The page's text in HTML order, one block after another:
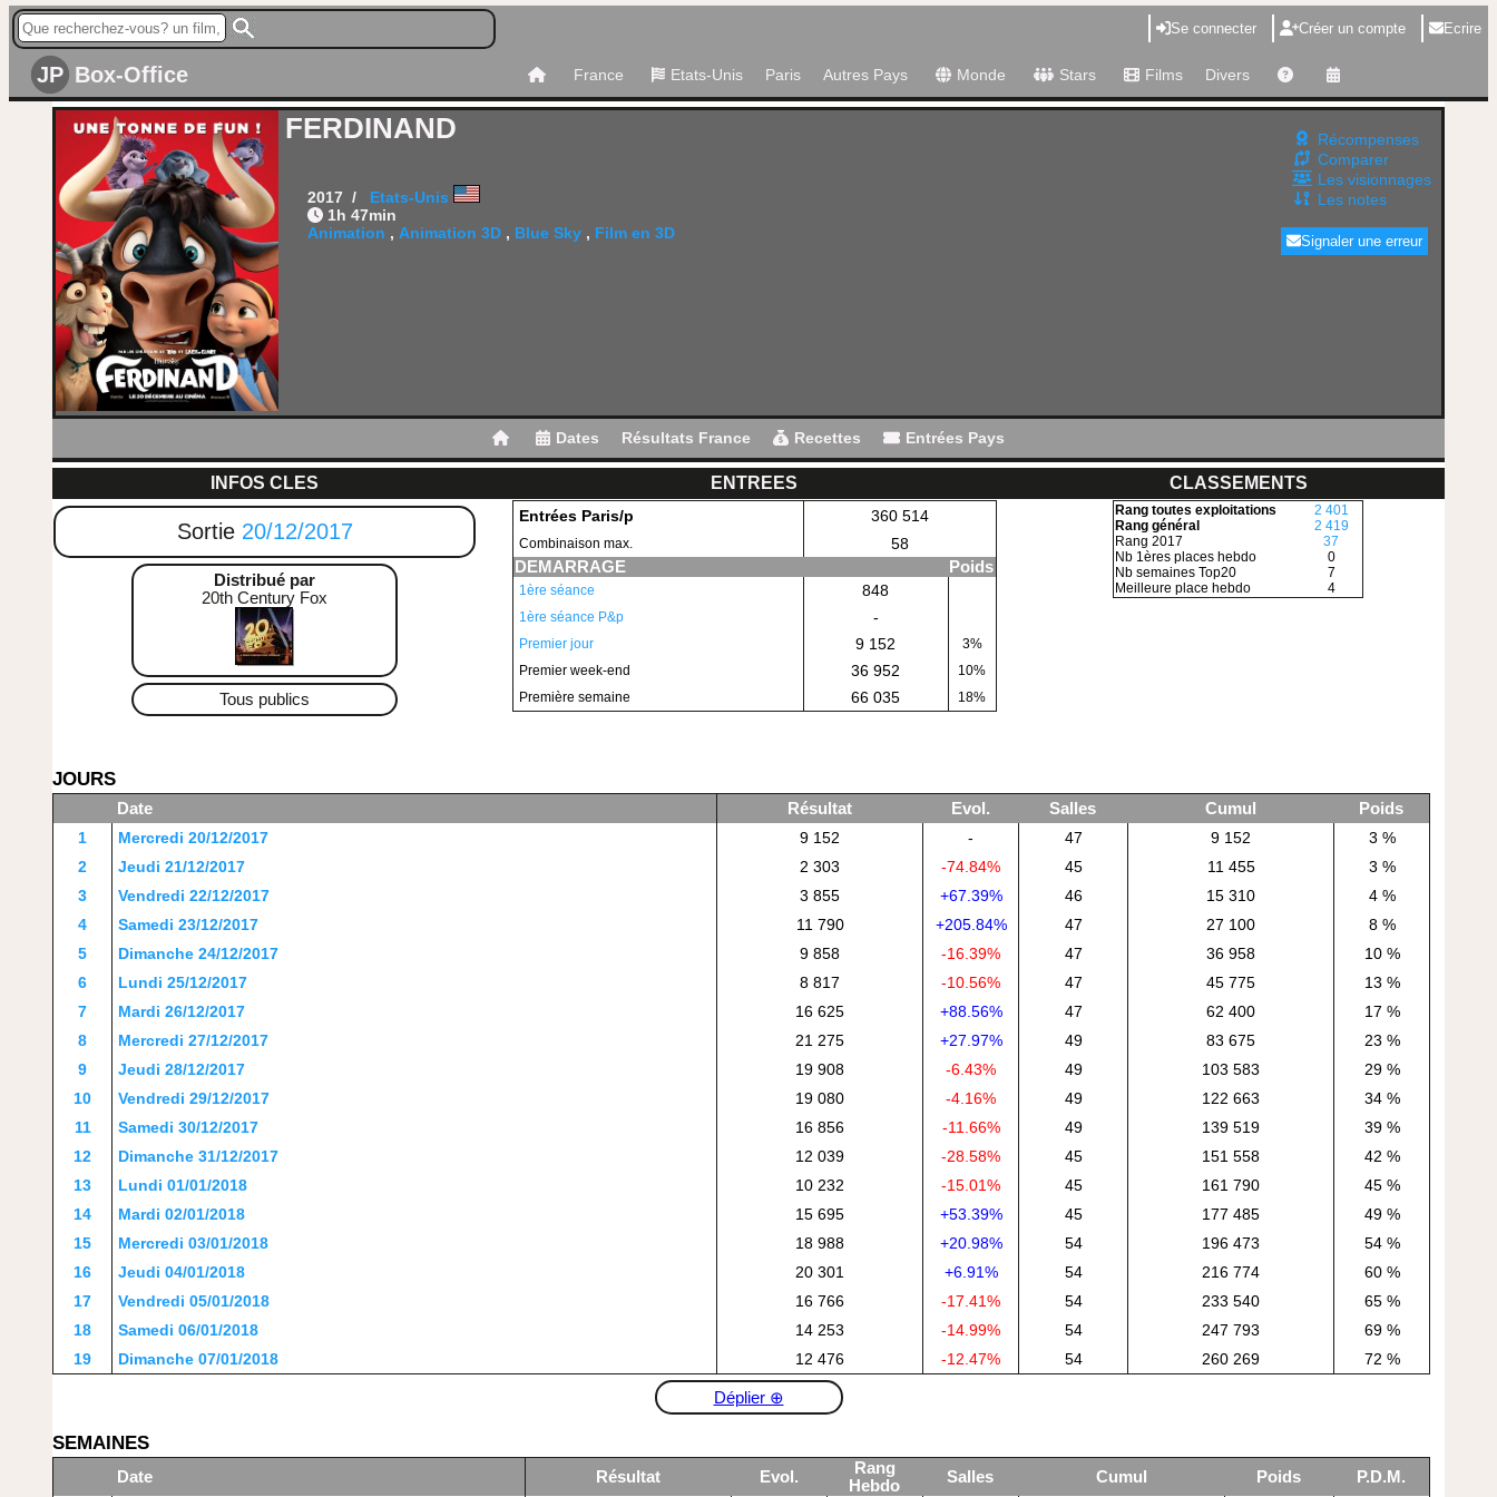
Se connecter Créer un compte Ecrire
JP Box-Office France Etats-Unis Paris Autres Pays Monde Stars Films Divers
FERDINAND
2017 / Etats-Unis
1h 47min
Animation , Animation 3D , Blue Sky , Film en 3D
Récompenses
Comparer
Les visionnages
Les notes
Signaler une erreur
Dates Résultats France Recettes Entrées Pays
INFOS CLES ENTREES CLASSEMENTS
Sortie 20/12/2017
Distribué par
20th Century Fox
Tous publics
Entrées Paris/p 360 514
Combinaison max.
58
DEMARRAGE
Poids
1ère séance 848
1ère séance P&p -
Premier jour 9 152
3%
Premier week-end
36 952
10%
Première semaine
66 035 18%
Rang toutes exploitations
Rang général
Rang 2017
Nb 1ères places hebdo
Nb semaines Top20
Meilleure place hebdo
2 401
2 419
37
0
7
4
JOURS
Date Résultat Evol. Salles Cumul
Poids
1
Mercredi 20/12/2017 9 152 - 47 9 152
3 %
2
Jeudi 21/12/2017 2 303 -74.84% 45 11 455
3 %
3
Vendredi 22/12/2017 3 855 +67.39% 46 15 310
4 %
4
Samedi 23/12/2017 11 790 +205.84% 47 27 100
8 %
5
Dimanche 24/12/2017 9 858 -16.39% 47 36 958
10 %
6
Lundi 25/12/2017 8 817 -10.56% 47 45 775
13 %
7
Mardi 26/12/2017 16 625 +88.56% 47 62 400
17 %
8
Mercredi 27/12/2017 21 275 +27.97% 49 83 675
23 %
9
Jeudi 28/12/2017 19 908 -6.43% 49 103 583
29 %
10
Vendredi 29/12/2017 19 080 -4.16% 49 122 663
34 %
11
Samedi 30/12/2017 16 856 -11.66% 49 139 519
39 %
12
Dimanche 31/12/2017 12 039 -28.58% 45 151 558
42 %
13
Lundi 01/01/2018 10 232 -15.01% 45 161 790
45 %
14
Mardi 02/01/2018 15 695 +53.39% 45 177 485
49 %
15
Mercredi 03/01/2018 18 988 +20.98% 54 196 473
54 %
16
Jeudi 04/01/2018 20 301 +6.91% 54 216 774
60 %
17
Vendredi 05/01/2018 16 766 -17.41% 54 233 540
65 %
18
Samedi 06/01/2018 14 253 -14.99% 54 247 793
69 %
19
Dimanche 07/01/2018 12 476 -12.47% 54 260 269 72 %
Déplier ⊕
SEMAINES
Date Résultat Evol.
Rang
Hebdo
Salles Cumul Poids P.D.M.